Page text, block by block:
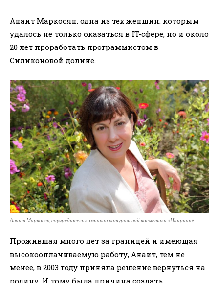
Анаит Маркосян, одна из тех женщин, которым
удалось не только оказаться в IT-сфере, но и около
20 лет проработать программистом в
Силиконовой долине.
Анаит Маркосян, соучредитель компании натуральной косметики «Наириан».
Прожившая много лет за границей и имеющая
высокооплачиваемую работу, Анаит, тем не
менее, в 2003 году приняла решение вернуться на
родину. И тому была причина создать